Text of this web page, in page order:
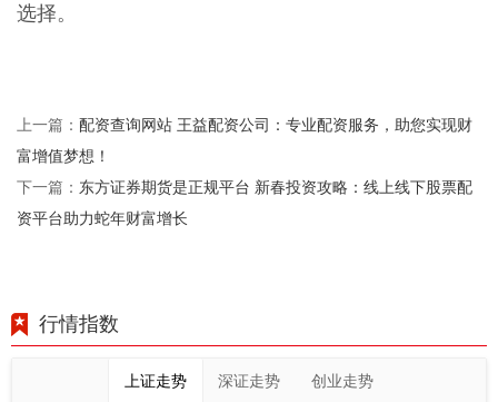
选择。
上一篇： 配资查询网站 王益配资公司：专业配资服务，助您实现财
富增值梦想！
下一篇： 东方证券期货是正规平台 新春投资攻略：线上线下股票配
资平台助力蛇年财富增长
行情指数
上证走势 深证走势 创业走势